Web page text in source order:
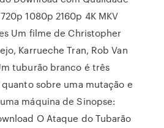
1080p 2160p 4K MKV
Um filme de Christopher
Karrueche Tran, Rob Van
tuburão branco é três
sobre uma mutação e
máquina de Sinopse:
O Ataque do Tubarão